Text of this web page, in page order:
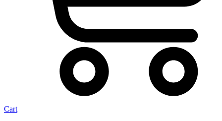
Cart